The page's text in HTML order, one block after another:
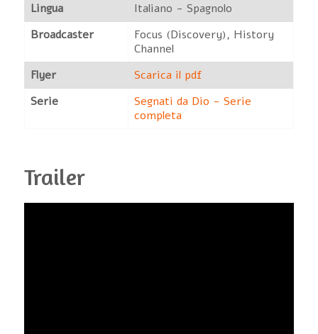
Lingua
Italiano - Spagnolo
Broadcaster
Focus (Discovery), History
Channel
Flyer
Scarica il pdf
Serie
Segnati da Dio - Serie
completa
Trailer